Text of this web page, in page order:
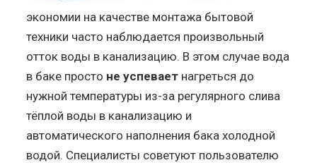
экономии на качестве монтажа бытовой
техники часто наблюдается произвольный
отток воды в канализацию. В этом случае вода
в баке просто не успевает нагреться до
нужной температуры из-за регулярного слива
тёплой воды в канализацию и
автоматического наполнения бака холодной
водой. Специалисты советуют пользователю